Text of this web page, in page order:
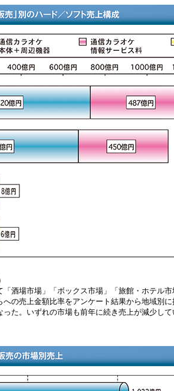
酒場市場」「ボックス市場」「旅館・ホテル市
への売上金額比率をアンケート結果から地域別
た。いずれの市場も前年に続き売上が減少し